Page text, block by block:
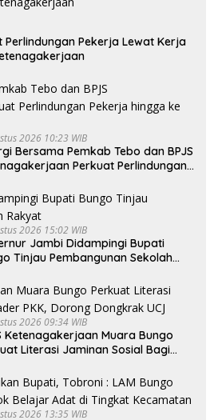
Perlindungan Pekerja Lewat Kerja
2026 10:23 WIB
Bersama Pemkab Tebo dan BPJS
Perkuat Perlindungan
2026 15:02 WIB
Jambi Didampingi Bupati
Tinjau Pembangunan Sekolah
2026 09:34 WIB
Ketenagakerjaan Muara Bungo
Literasi Jaminan Sosial Bagi
2026 13:35 WIB